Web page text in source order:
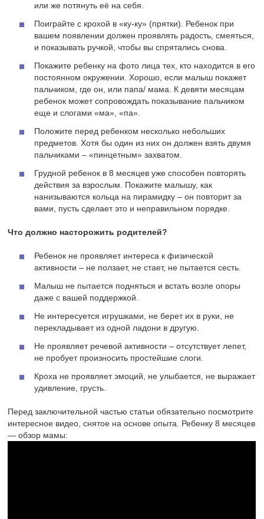
или же потянуть её на себя.
Поиграйте с крохой в «ку-ку» (прятки). Ребенок при
вашем появлении должен проявлять радость, смеяться,
и показывать ручкой, чтобы вы спрятались снова.
Покажите ребенку на фото лица тех, кто находится в его
постоянном окружении. Хорошо, если малыш покажет
пальчиком, где он, или папа/ мама. К девяти месяцам
ребенок может сопровождать показывание пальчиком
еще и слогами «ма», «па».
Положите перед ребенком несколько небольших
предметов. Хотя бы один из них он должен взять двумя
пальчиками – «пинцетным» захватом.
Грудной ребенок в 8 месяцев уже способен повторять
действия за взрослым. Покажите малышу, как
нанизываются кольца на пирамидку – он повторит за
вами, пусть сделает это и неправильном порядке.
Что должно насторожить родителей?
Ребенок не проявляет интереса к физической
активности – не ползает, не стает, не пытается сесть.
Малыш не пытается подняться и встать возле опоры
даже с вашей поддержкой.
Не интересуется игрушками, не берет их в руки, не
перекладывает из одной ладони в другую.
Не проявляет речевой активности – отсутствует лепет,
не пробует произносить простейшие слоги.
Кроха не проявляет эмоций, не улыбается, не выражает
удивление, грусть.
Перед заключительной частью статьи обязательно посмотрите
интересное видео, снятое на основе опыта. Ребенку 8 месяцев
— обзор мамы: